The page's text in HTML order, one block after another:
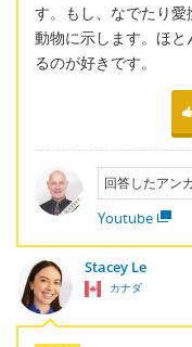
す。もし、なでたり
動物に示します。ほ
るのが好きです。
回答したアン
Youtube
Stacey Le
カナダ